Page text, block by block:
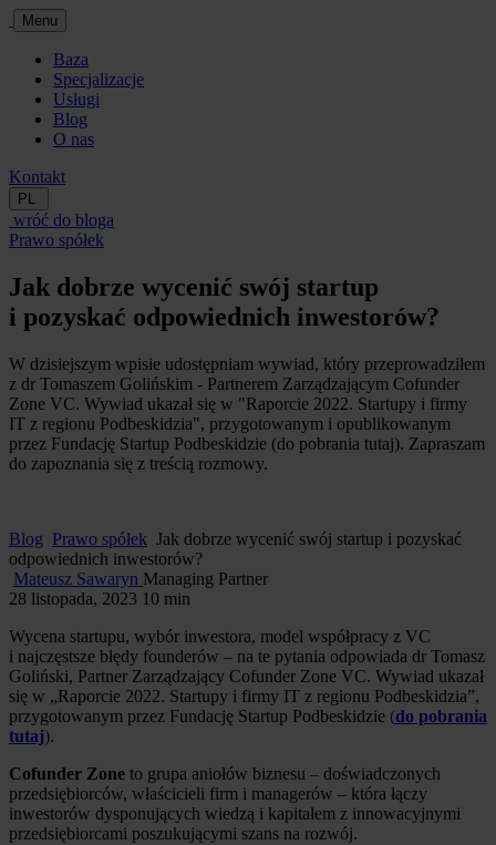
Menu
Baza
Specjalizacje
Usługi
Blog
O nas
Kontakt
PL
wróć do bloga
Prawo spółek
Jak dobrze wycenić swój startup
i pozyskać odpowiednich inwestorów?
W dzisiejszym wpisie udostępniam wywiad, który przeprowadziłem
z dr Tomaszem Golińskim - Partnerem Zarządzającym Cofunder
Zone VC. Wywiad ukazał się w "Raporcie 2022. Startupy i firmy
IT z regionu Podbeskidzia", przygotowanym i opublikowanym
przez Fundację Startup Podbeskidzie (do pobrania tutaj). Zapraszam
do zapoznania się z treścią rozmowy.
Blog Prawo spółek Jak dobrze wycenić swój startup i pozyskać
odpowiednich inwestorów?
Mateusz Sawaryn Managing Partner
28 listopada, 2023 10 min
Wycena startupu, wybór inwestora, model współpracy z VC
i najczęstsze błędy founderów – na te pytania odpowiada dr Tomasz
Goliński, Partner Zarządzający Cofunder Zone VC. Wywiad ukazał
się w „Raporcie 2022. Startupy i firmy IT z regionu Podbeskidzia”,
przygotowanym przez Fundację Startup Podbeskidzie (do pobrania
tutaj).
Cofunder Zone to grupa aniołów biznesu – doświadczonych
przedsiębiorców, właścicieli firm i managerów – która łączy
inwestorów dysponujących wiedzą i kapitałem z innowacyjnymi
przedsiębiorcami poszukującymi szans na rozwój.